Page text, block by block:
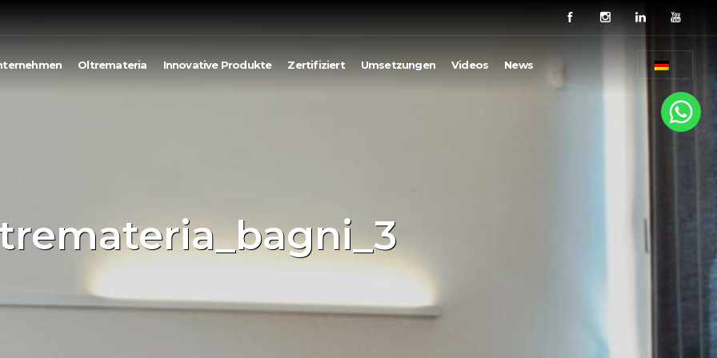
Oltremateria Innovative Produkte Zertifiziert Umsetzungen Videos News